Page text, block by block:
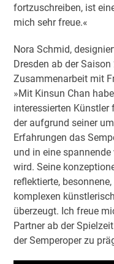
fortzuschreiben, ist
mich sehr freue.«
Nora Schmid,
Dresden ab der
Zusammenarbeit mit
»Mit Kinsun Chan
interessierten
der aufgrund seiner
Erfahrungen das
und in eine
wird. Seine
reflektierte,
komplexen
überzeugt. Ich freue
Partner ab der
der Semperoper zu